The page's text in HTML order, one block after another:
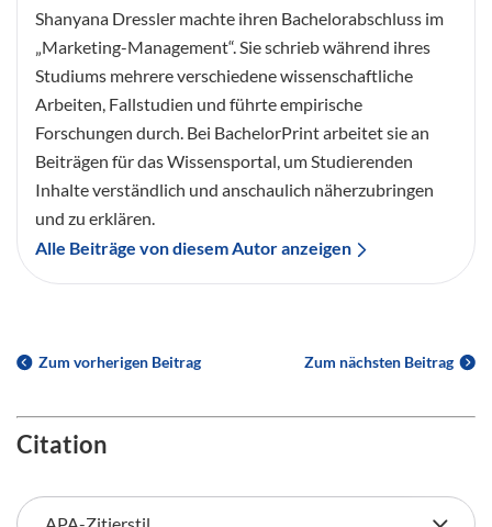
Shanyana Dressler machte ihren Bachelorabschluss im
„Marketing-Management“. Sie schrieb während ihres
Studiums mehrere verschiedene wissenschaftliche
Arbeiten, Fallstudien und führte empirische
Forschungen durch. Bei BachelorPrint arbeitet sie an
Beiträgen für das Wissensportal, um Studierenden
Inhalte verständlich und anschaulich näherzubringen
und zu erklären.
Alle Beiträge von diesem Autor anzeigen
Zum vorherigen Beitrag Zum nächsten Beitrag
Citation